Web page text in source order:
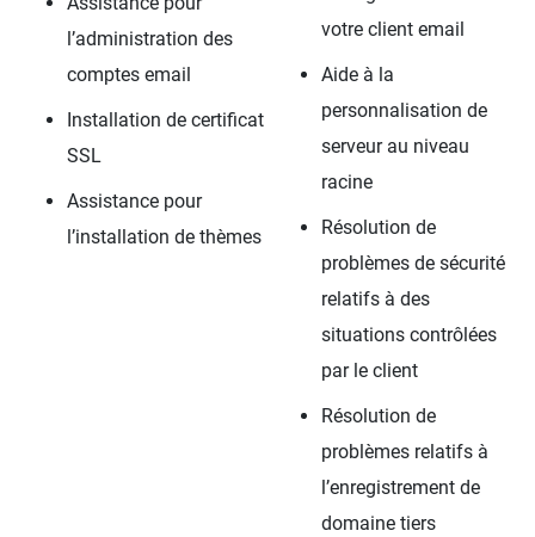
l’administration des
comptes email
Installation de certificat
SSL
Assistance pour
l’installation de thèmes
votre client email
Aide à la
personnalisation de
serveur au niveau
racine
Résolution de
problèmes de sécurité
relatifs à des
situations contrôlées
par le client
Résolution de
problèmes relatifs à
l’enregistrement de
domaine tiers